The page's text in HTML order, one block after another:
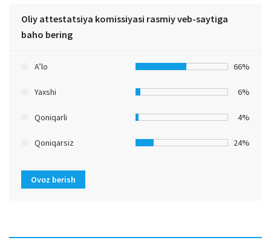
Oliy attestatsiya komissiyasi rasmiy veb-saytiga
baho bering
A’lo 66%
Yaxshi 6%
Qoniqarli 4%
Qoniqarsiz 24%
Ovoz berish